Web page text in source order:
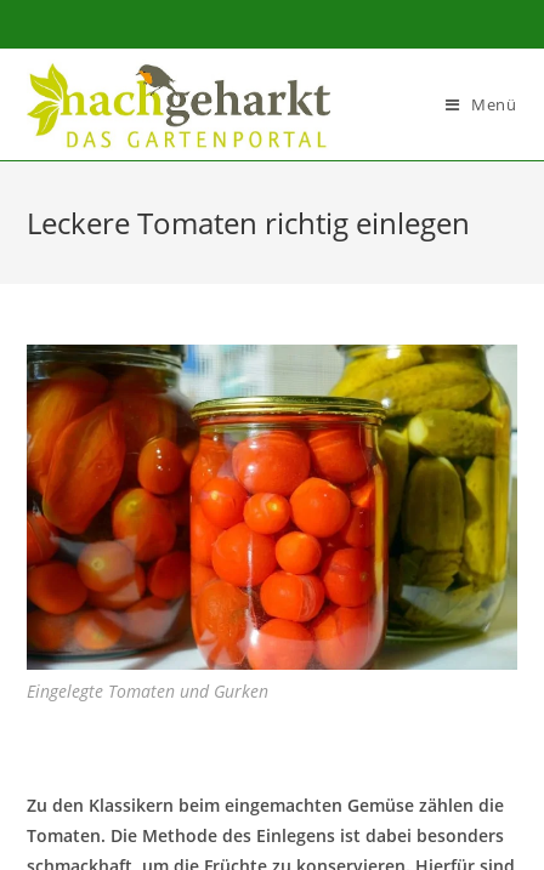
Sidebar-
Inhalt
Menü
Leckere Tomaten richtig einlegen
Eingelegte Tomaten und Gurken
Zu den Klassikern beim eingemachten Gemüse zählen die
Tomaten. Die Methode des Einlegens ist dabei besonders